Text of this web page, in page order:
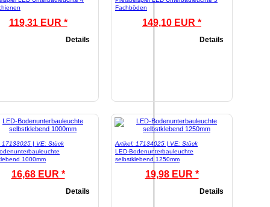
119,31 EUR *
Details
Fachböden
149,10 EUR *
Details
17133025 | VE: Stück
1000mm
16,68 EUR *
Details
Artikel: 17134025 | VE: Stück
LED-Bodenunterbauleuchte
selbstklebend 1250mm
19,98 EUR *
Details